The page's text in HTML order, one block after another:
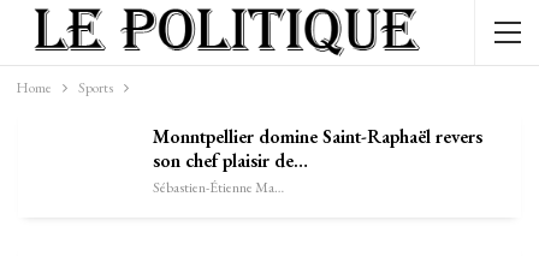
Home Sports
Monntpellier domine Saint-Raphaël revers
son chef plaisir de…
Sébastien-Étienne Marechal